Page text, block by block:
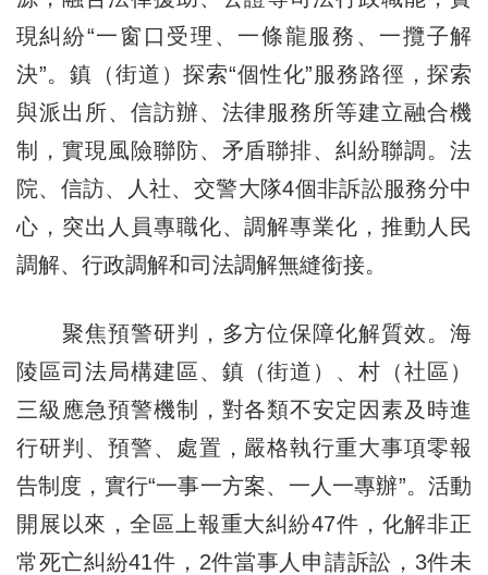
現糾紛“一窗口受理、一條龍服務、一攬子解
決”。鎮（街道）探索“個性化”服務路徑，探索
與派出所、信訪辦、法律服務所等建立融合機
制，實現風險聯防、矛盾聯排、糾紛聯調。法
院、信訪、人社、交警大隊4個非訴訟服務分中
心，突出人員專職化、調解專業化，推動人民
調解、行政調解和司法調解無縫銜接。
聚焦預警研判，多方位保障化解質效。海
陵區司法局構建區、鎮（街道）、村（社區）
三級應急預警機制，對各類不安定因素及時進
行研判、預警、處置，嚴格執行重大事項零報
告制度，實行“一事一方案、一人一專辦”。活動
開展以來，全區上報重大糾紛47件，化解非正
常死亡糾紛41件，2件當事人申請訴訟，3件未